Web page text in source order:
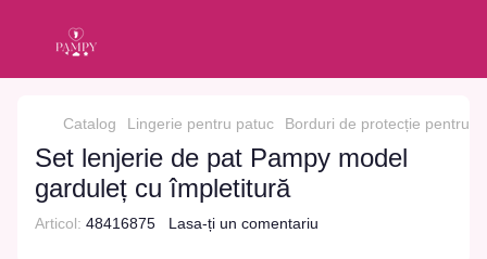
Catalog Lingerie pentru patuc Borduri de protecție pentru
Set lenjerie de pat Pampy model
garduleț cu împletitură
Articol: 48416875 Lasa-ți un comentariu